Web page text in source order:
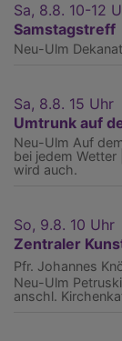
Sa, 8.8. 10-12
Samstagstreff
Neu-Ulm Dekanat
Sa, 8.8. 15 Uhr
Umtrunk auf
Neu-Ulm Auf
bei jedem
wird auch.
So, 9.8. 10 Uhr
Zentraler
Pfr. Johannes
Neu-Ulm
anschl.